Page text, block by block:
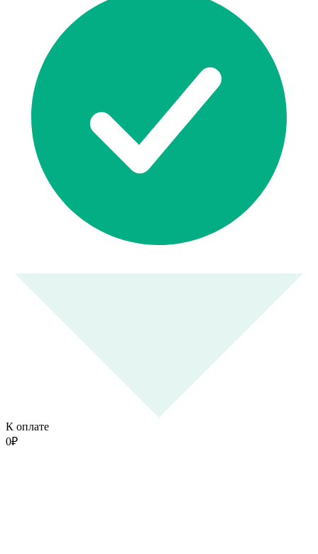
К оплате
0₽